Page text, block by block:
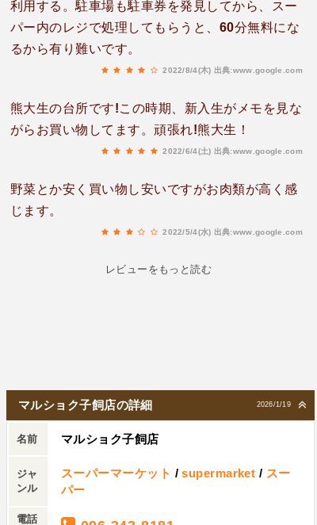
利用する。駐車場も駐車券を発見してから、スー
パー内のレジで処理してもらうと、60分無料にな
るから有り難いです。
2022/8/4(木) 出典:www.google.com
熊大生の台所です!この時期、新入生がメモを見な
がらお買い物してます。頑張れ!熊大生！
2022/6/4(土) 出典:www.google.com
野菜とか安く買い物し安いですがお肉類が高く感
じます。
2022/5/4(水) 出典:www.google.com
レビューをもっと読む
2026/1/19
マルショク子飼店の詳細
名前 マルショク子飼店
ジャ
ンル
スーパーマーケット /supermarket / スー
パー
電話